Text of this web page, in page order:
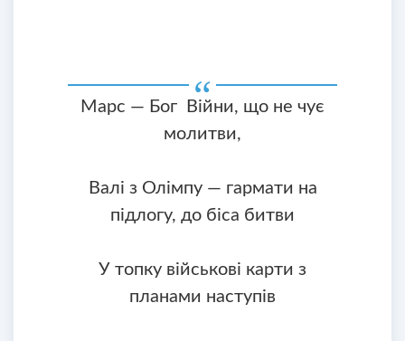
Марс — Бог Війни, що не чує
молитви,
Валі з Олімпу — гармати на
підлогу, до біса битви
У топку військові карти з
планами наступів